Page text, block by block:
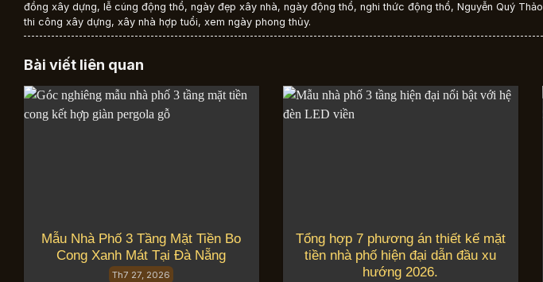
đồng xây dựng, lễ cúng động thổ, ngày đẹp xây nhà, ngày động thổ, nghi thức động thổ, Nguyễn Quý Thảo
thi công xây dựng, xây nhà hợp tuổi, xem ngày phong thủy.
Bài viết liên quan
Mẫu Nhà Phố 3 Tầng Mặt Tiền Bo
Cong Xanh Mát Tại Đà Nẵng
Th7 27, 2026
Tổng hợp 7 phương án thiết kế mặt
tiền nhà phố hiện đại dẫn đầu xu
hướng 2026.